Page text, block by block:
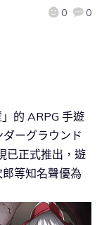
0 0
的 ARPG 手遊
ーグラウンド
已正式推出，遊
等知名聲優為